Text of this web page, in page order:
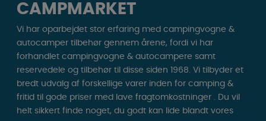
CAMPMARKET
Vi har oparbejdet stor erfaring med campingvogne &
autocamper tilbehør gennem årene, fordi vi har
forhandlet campingvogne & autocampere samt
reservedele og tilbehør til disse siden 1968. Vi tilbyder et
bredt udvalg af forskellige varer inden for camping &
fritid til gode priser med lave fragtomkostninger . Du vil
helt sikkert finde noget, du godt kan lide blandt vores